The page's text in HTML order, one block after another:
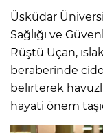
Üsküdar
Sağlığı ve
Rüştü Uçan,
beraberinde
belirterek
hayati önem